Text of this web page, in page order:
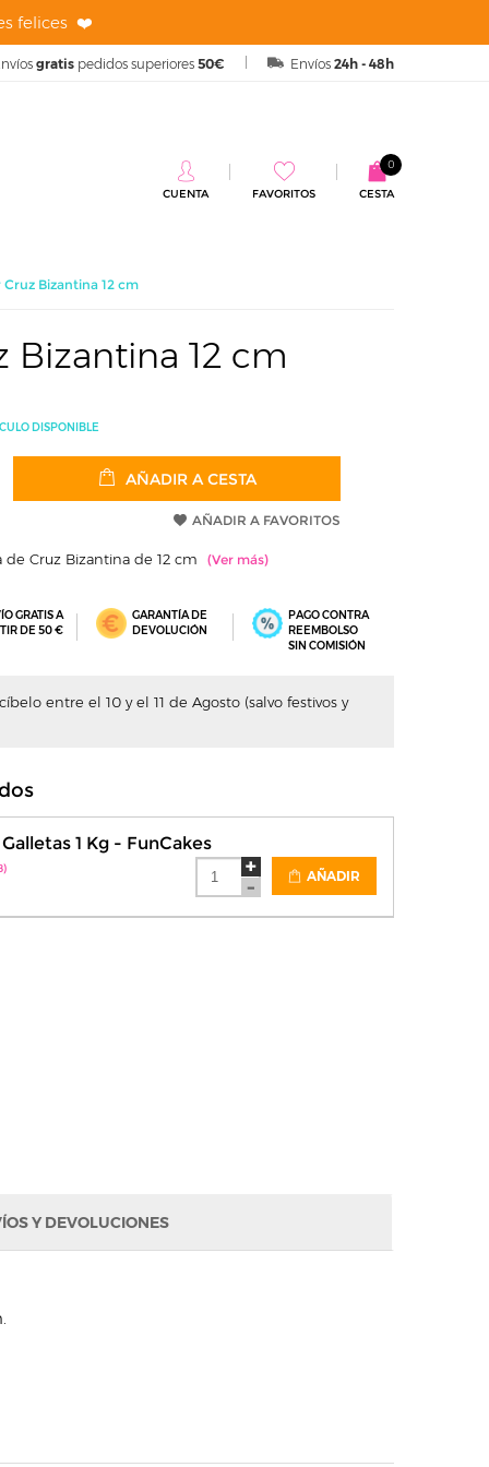
felices ❤️
Envíos 24h - 48h
gratis pedidos superiores 50€
CESTA
0
CUENTA FAVORITOS
Bizantina 12 cm
Bizantina 12 cm
DISPONIBLE
AÑADIR A CESTA
AÑADIR A FAVORITOS
Cruz Bizantina de 12 cm
GRATIS A
DE 50 €
GARANTÍA DE
DEVOLUCIÓN
PAGO CONTRA
REEMBOLSO
SIN COMISIÓN
entre el 10 y el 11 de Agosto (salvo festivos y
1 Kg - FunCakes
AÑADIR
Y DEVOLUCIONES